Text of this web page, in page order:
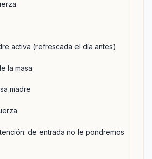
activa (refrescada el día antes)
la masa
madre
de entrada no le pondremos